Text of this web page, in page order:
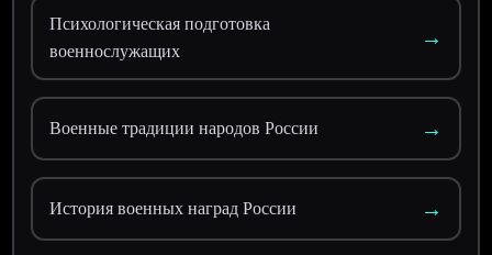
Психологическая подготовка
военнослужащих
→
Военные традиции народов России →
История военных наград России →